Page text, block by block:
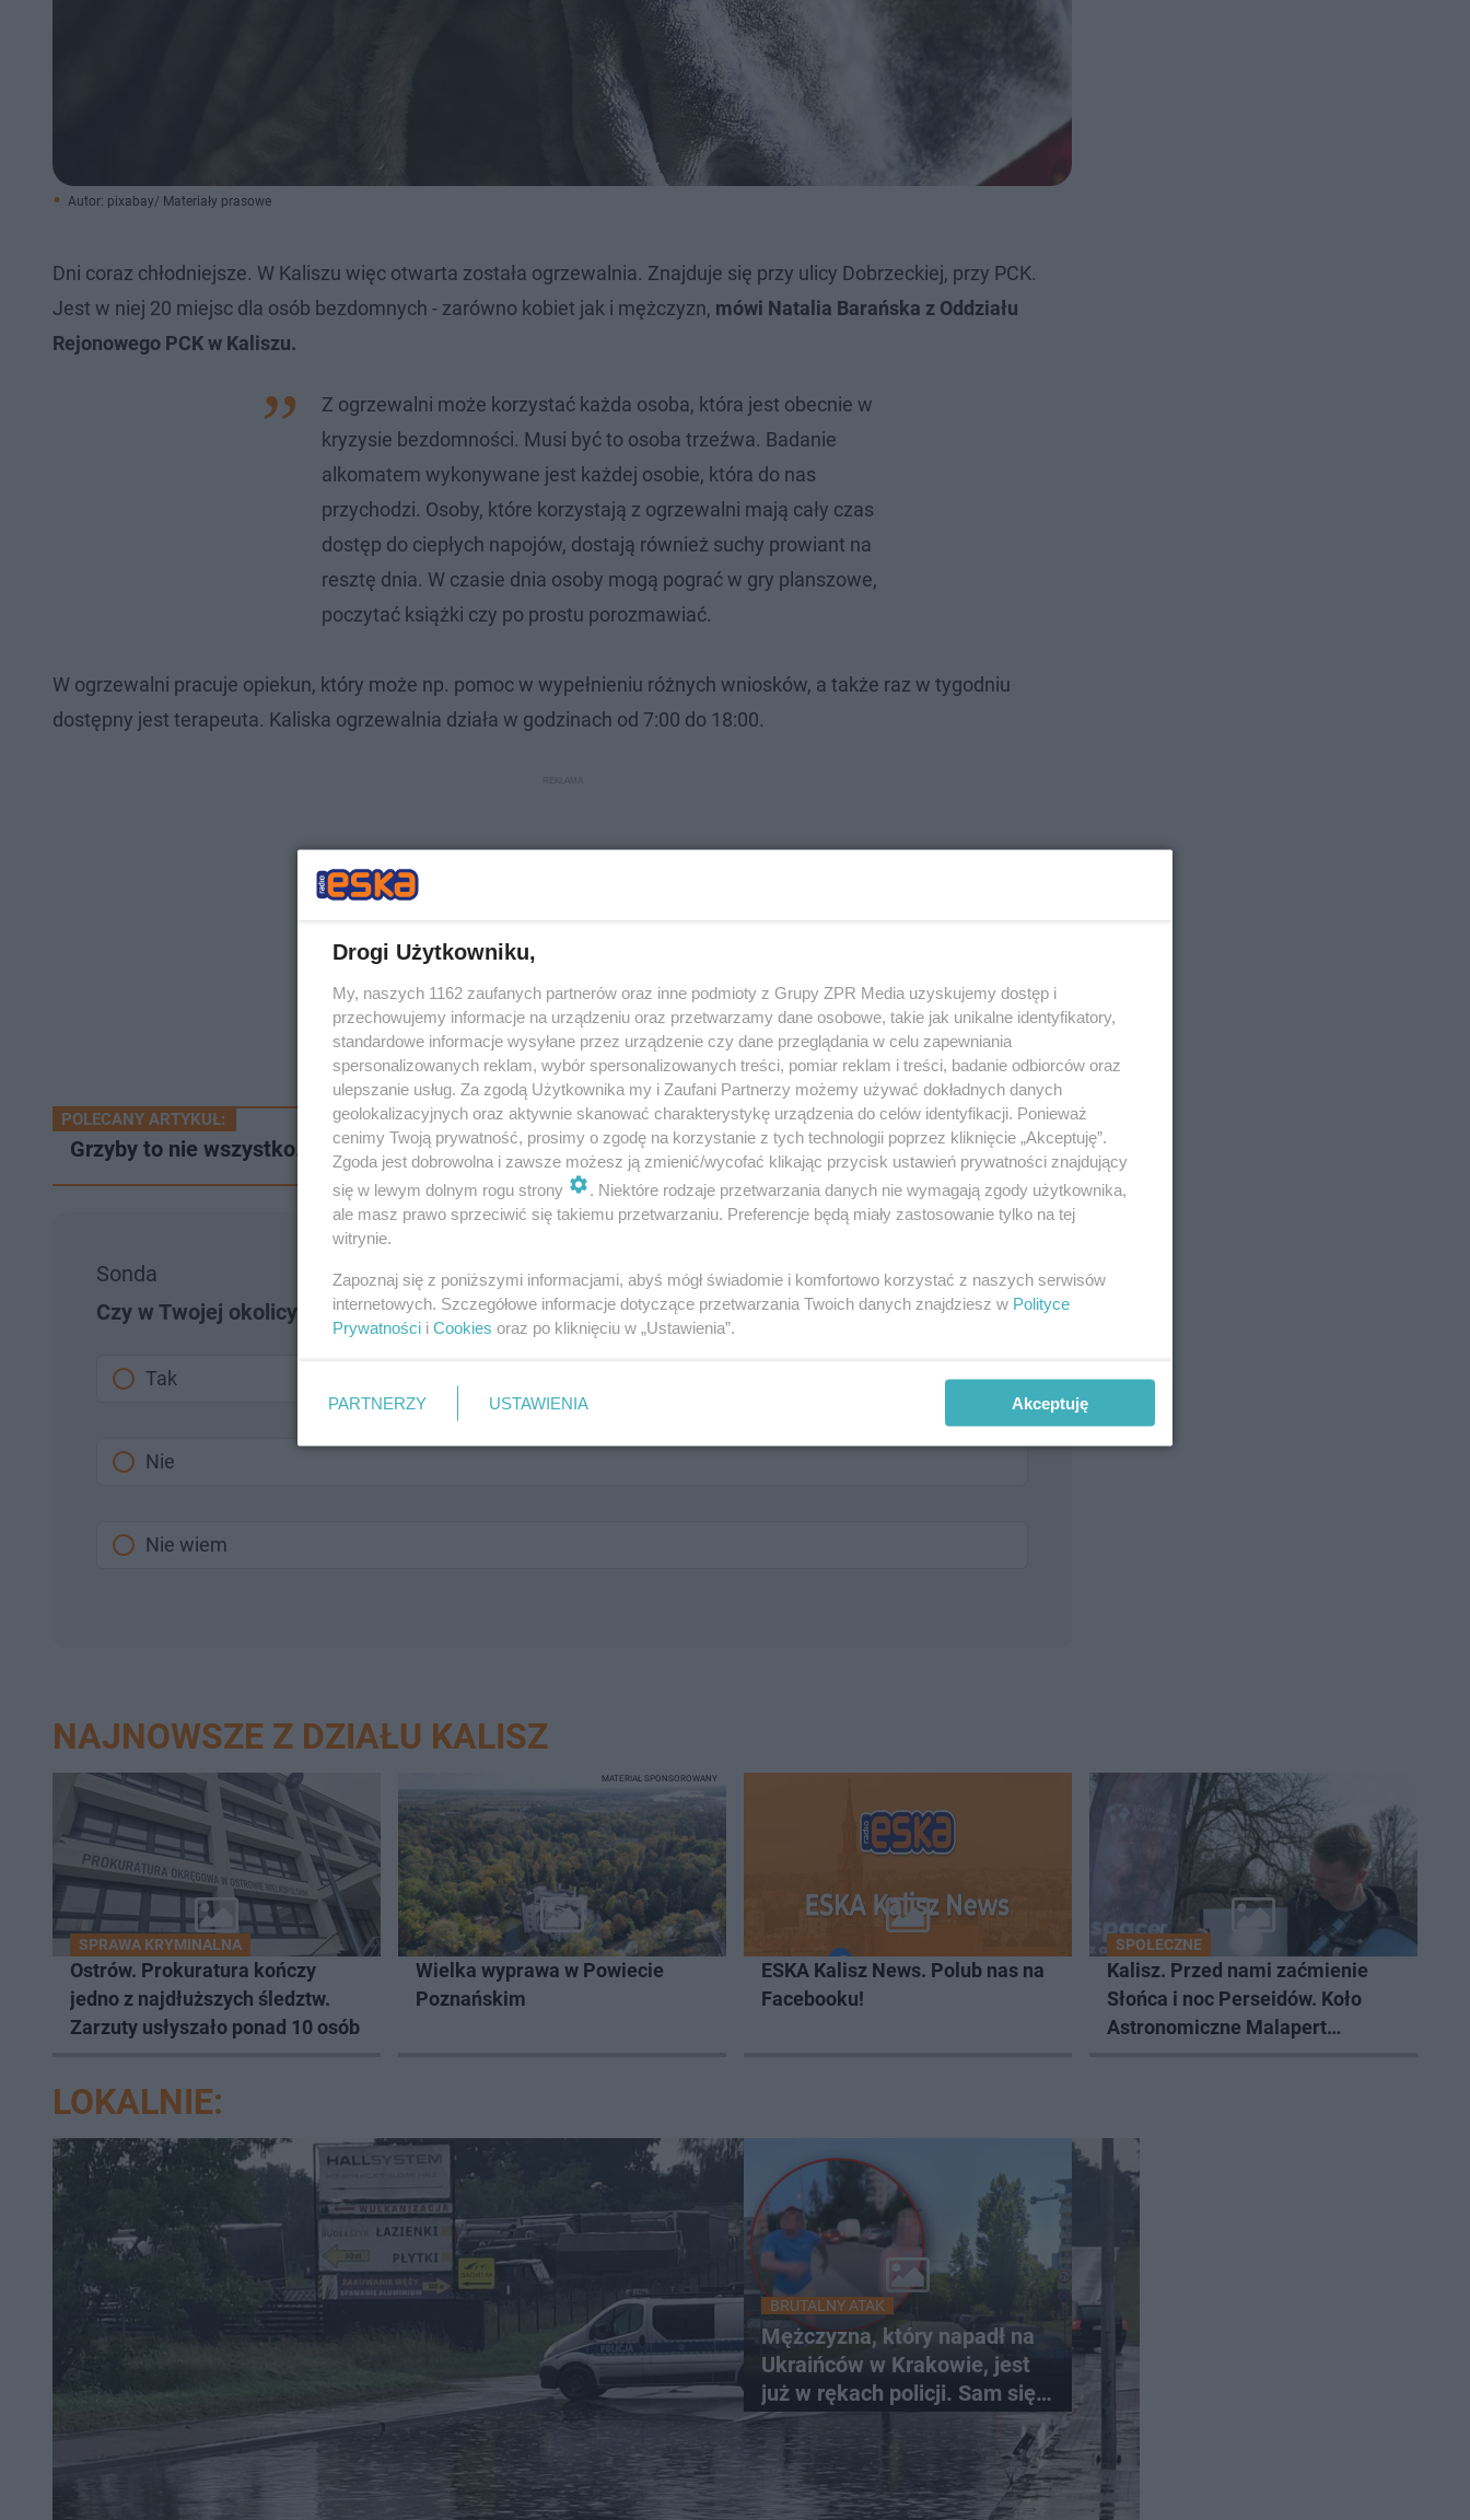
Autor: pixabay/ Materiały prasowe
Dni coraz chłodniejsze. W Kaliszu więc otwarta została ogrzewalnia. Znajduje się przy ulicy Dobrzeckiej, przy PCK.
Jest w niej 20 miejsc dla osób bezdomnych - zarówno kobiet jak i mężczyzn, mówi Natalia Barańska z Oddziału
Rejonowego PCK w Kaliszu.
Z ogrzewalni może korzystać każda osoba, która jest obecnie w
kryzysie bezdomności. Musi być to osoba trzeźwa. Badanie
alkomatem wykonywane jest każdej osobie, która do nas
przychodzi. Osoby, które korzystają z ogrzewalni mają cały czas
dostęp do ciepłych napojów, dostają również suchy prowiant na
resztę dnia. W czasie dnia osoby mogą pograć w gry planszowe,
poczytać książki czy po prostu porozmawiać.
W ogrzewalni pracuje opiekun, który może np. pomoc w wypełnieniu różnych wniosków, a także raz w tygodniu
dostępny jest terapeuta. Kaliska ogrzewalnia działa w godzinach od 7:00 do 18:00.
POLECANY ARTYKUŁ:
Grzyby to nie wszystko. Las jesienią jest pełen smaków!
Sonda
Czy w Twojej okolicy przebywają bezdomni?
Tak
Nie
Nie wiem
NAJNOWSZE Z DZIAŁU KALISZ
SPRAWA KRYMINALNA
Ostrów. Prokuratura kończy
jedno z najdłuższych śledztw.
Zarzuty usłyszało ponad 10 osób
Wielka wyprawa w Powiecie
Poznańskim
MATERIAŁ SPONSOROWANY
ESKA Kalisz News. Polub nas na
Facebooku!
SPOŁECZNE
Kalisz. Przed nami zaćmienie
Słońca i noc Perseidów. Koło
Astronomiczne Malapert
LOKALNIE:
BRUTALNY ATAK
Mężczyzna, który napadł na
Ukraińców w Krakowie, jest
już w rękach policji. Sam się
zgłosił
Drogi Użytkowniku,
My, naszych 1162 zaufanych partnerów oraz inne podmioty z Grupy ZPR Media uzyskujemy dostęp i
przechowujemy informacje na urządzeniu oraz przetwarzamy dane osobowe, takie jak unikalne identyfikatory,
standardowe informacje wysyłane przez urządzenie czy dane przeglądania w celu zapewniania
spersonalizowanych reklam, wybór spersonalizowanych treści, pomiar reklam i treści, badanie odbiorców oraz
ulepszanie usług. Za zgodą Użytkownika my i Zaufani Partnerzy możemy używać dokładnych danych
geolokalizacyjnych oraz aktywnie skanować charakterystykę urządzenia do celów identyfikacji. Ponieważ
cenimy Twoją prywatność, prosimy o zgodę na korzystanie z tych technologii poprzez kliknięcie „Akceptuję”.
Zgoda jest dobrowolna i zawsze możesz ją zmienić/wycofać klikając przycisk ustawień prywatności znajdujący
się w lewym dolnym rogu strony
. Niektóre rodzaje przetwarzania danych nie wymagają zgody użytkownika,
ale masz prawo sprzeciwić się takiemu przetwarzaniu. Preferencje będą miały zastosowanie tylko na tej
witrynie.
Zapoznaj się z poniższymi informacjami, abyś mógł świadomie i komfortowo korzystać z naszych serwisów
internetowych. Szczegółowe informacje dotyczące przetwarzania Twoich danych znajdziesz w Polityce
Prywatności i Cookies oraz po kliknięciu w „Ustawienia”.
PARTNERZY USTAWIENIA Akceptuję